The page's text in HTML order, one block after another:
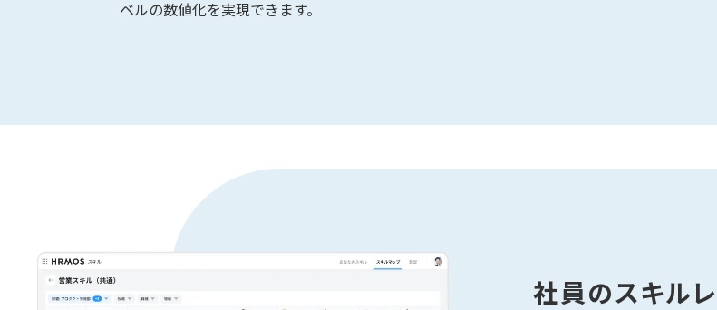
ベルの数値化を実現できます。
社員のスキル